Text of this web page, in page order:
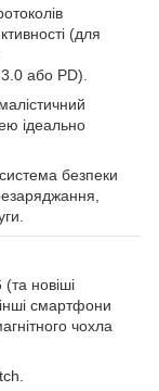
(для
або PD).
ідеально
безпеки
новіші
смартфони
чохла